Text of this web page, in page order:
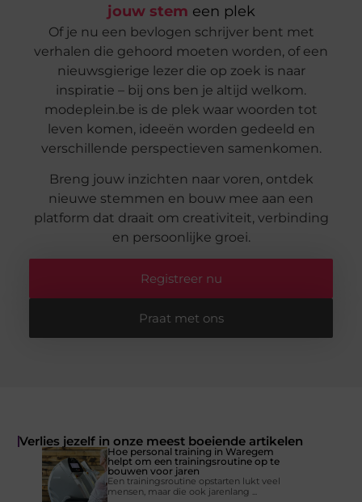
jouw stem een plek
Of je nu een bevlogen schrijver bent met
verhalen die gehoord moeten worden, of een
nieuwsgierige lezer die op zoek is naar
inspiratie – bij ons ben je altijd welkom.
modeplein.be is de plek waar woorden tot
leven komen, ideeën worden gedeeld en
verschillende perspectieven samenkomen.
Breng jouw inzichten naar voren, ontdek
nieuwe stemmen en bouw mee aan een
platform dat draait om creativiteit, verbinding
en persoonlijke groei.
Registreer nu
Praat met ons
Verlies jezelf in onze meest boeiende artikelen
Hoe personal training in Waregem
helpt om een trainingsroutine op te
bouwen voor jaren
Een trainingsroutine opstarten lukt veel
mensen, maar die ook jarenlang ...